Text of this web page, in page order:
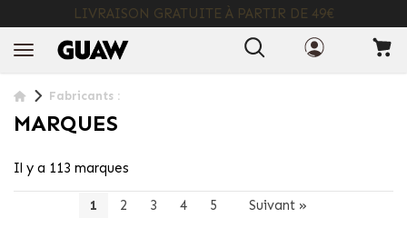
LIVRAISON GRATUITE À PARTIR DE 49€
Fabricants :
MARQUES
Il y a 113 marques
1 2 3 4 5 Suivant »